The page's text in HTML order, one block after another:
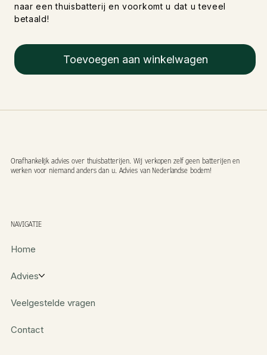
naar een thuisbatterij en voorkomt u dat u teveel
betaald!
Toevoegen aan winkelwagen
NAVIGATIE
Onafhankelijk advies over thuisbatterijen. Wij verkopen zelf geen batterijen en
werken voor niemand anders dan u. Advies van Nederlandse bodem!
Home
Advies
Veelgestelde vragen
Contact